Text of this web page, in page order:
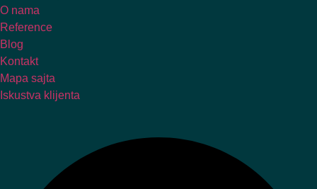
O nama
Reference
Blog
Kontakt
Mapa sajta
Iskustva klijenta